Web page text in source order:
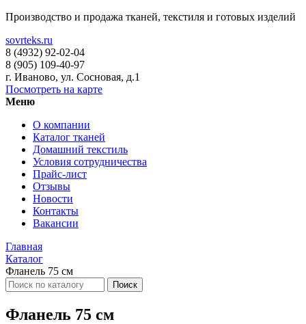
Производство и продажа тканей, текстиля и готовых изделий
sovrteks.ru
8 (4932) 92-02-04
8 (905) 109-40-97
г. Иваново, ул. Сосновая, д.1
Посмотреть на карте
Меню
О компании
Каталог тканей
Домашний текстиль
Условия сотрудничества
Прайс-лист
Отзывы
Новости
Контакты
Вакансии
Главная
Каталог
Фланель 75 см
Поиск
Фланель 75 см